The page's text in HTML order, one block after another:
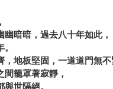
暗暗，過去八十年如此，
地板堅固，一道道門無不
籠罩著寂靜，
世隔絕。